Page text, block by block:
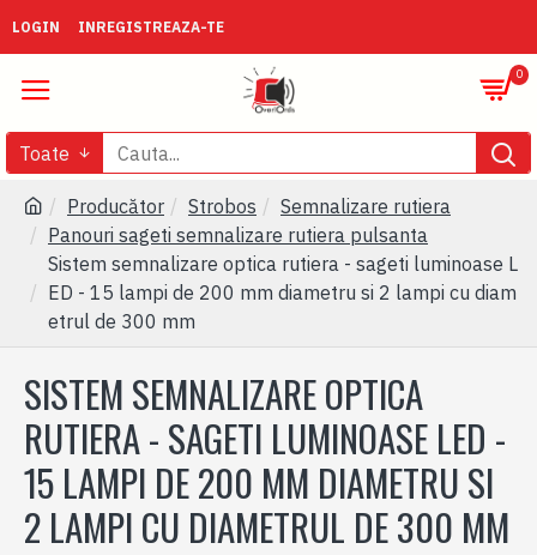
LOGIN INREGISTREAZA-TE
0
Toate
Producător Strobos
Semnalizare rutiera
Panouri sageti semnalizare rutiera pulsanta
Sistem semnalizare optica rutiera - sageti luminoase L
ED - 15 lampi de 200 mm diametru si 2 lampi cu diam
etrul de 300 mm
SISTEM SEMNALIZARE OPTICA
RUTIERA - SAGETI LUMINOASE LED -
15 LAMPI DE 200 MM DIAMETRU SI
2 LAMPI CU DIAMETRUL DE 300 MM